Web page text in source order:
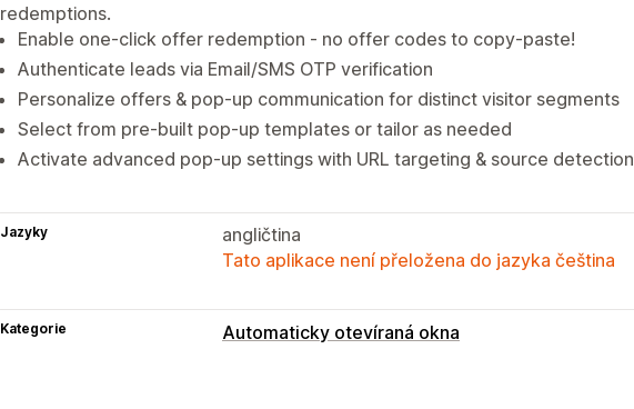
redemptions.
Enable one-click offer redemption - no offer codes to copy-paste!
Authenticate leads via Email/SMS OTP verification
Personalize offers & pop-up communication for distinct visitor segments
Select from pre-built pop-up templates or tailor as needed
Activate advanced pop-up settings with URL targeting & source detection
Jazyky
angličtina
Tato aplikace není přeložena do jazyka čeština
Kategorie Automaticky otevíraná okna